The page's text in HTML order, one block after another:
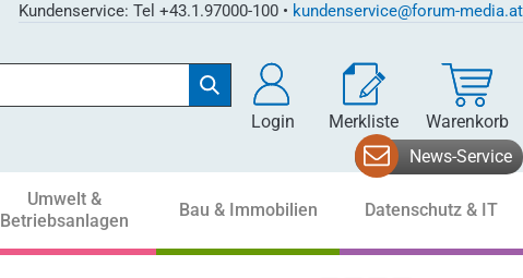
Kundenservice: Tel +43.1.97000-100 • kundenservice@forum-media.at
Login Merkliste Warenkorb
News-Service
Umwelt &
Betriebsanlagen
Bau & Immobilien Datenschutz & IT